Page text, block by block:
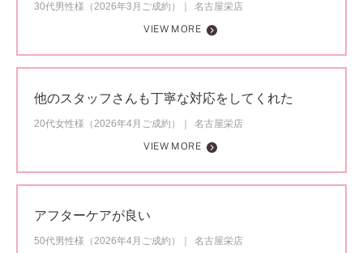
30代男性様（2026年3月ご成約）
名古屋栄店
VIEW MORE
他のスタッフさんも丁寧な対応をしてくれた
20代女性様（2026年4月ご成約）
名古屋栄店
VIEW MORE
アフターケアが良い
50代男性様（2026年4月ご成約）
名古屋栄店